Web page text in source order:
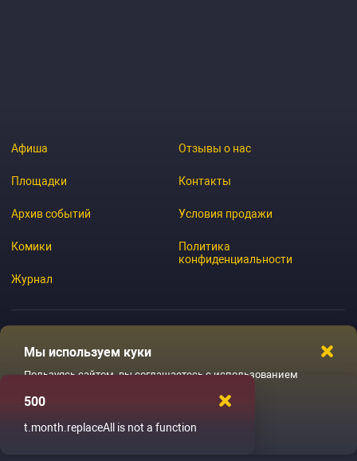
Афиша
Площадки
Архив событий
Комики
Журнал
Отзывы о нас
Контакты
Условия продажи
Политика
конфиденциальности
Мы используем куки
Пользуясь сайтом, вы соглашаетесь с использованием
Ладненько
500
t.month.replaceAll is not a function